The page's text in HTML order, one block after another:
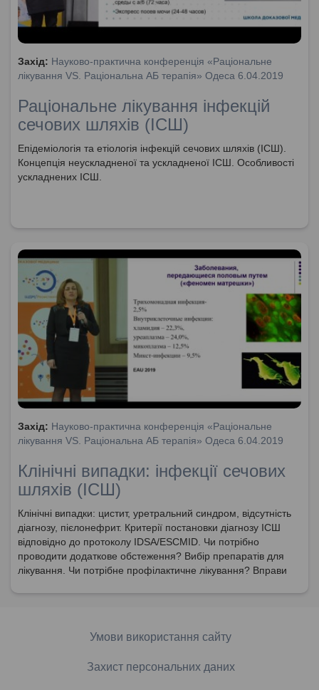
Захід: Науково-практична конференція «Раціональне
лікування VS. Раціональна АБ терапія» Одеса 6.04.2019
Раціональне лікування інфекцій
сечових шляхів (ІСШ)
Епідеміологія та етіологія інфекцій сечових шляхів (ІСШ).
Концепція неускладненої та ускладненої ІСШ. Особливості
ускладнених ІСШ.
Захід: Науково-практична конференція «Раціональне
лікування VS. Раціональна АБ терапія» Одеса 6.04.2019
Клінічні випадки: інфекції сечових
шляхів (ІСШ)
Клінічні випадки: цистит, уретральний синдром, відсутність
діагнозу, пієлонефрит. Критерії постановки діагнозу ІСШ
відповідно до протоколу IDSA/ESCMID. Чи потрібно
проводити додаткове обстеження? Вибір препаратів для
лікування. Чи потрібне профілактичне лікування? Вправи
Умови використання сайту
Захист персональних даних